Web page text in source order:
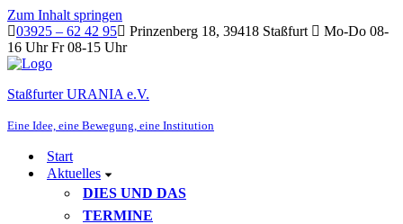
Zum Inhalt springen
03925 – 62 42 95
Prinzenberg 18, 39418 Staßfurt
Mo-Do 08-
16 Uhr Fr 08-15 Uhr
Staßfurter URANIA e.V.
Eine Idee, eine Bewegung, eine Institution
Start
Aktuelles
DIES UND DAS
TERMINE